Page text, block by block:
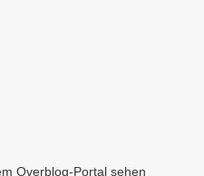
Overblog-Portal sehen